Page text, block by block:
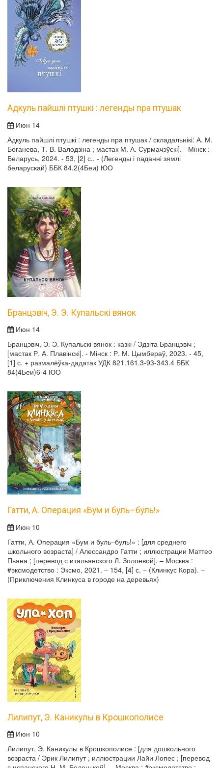
Адкуль пайшлі птушкі : легенды пра птушак
Июн 14
Адкуль пайшлі птушкі : легенды пра птушак / складальнікі: А. М.
Боганева, Т. В. Валодзіна ; мастак М. А. Сурмачэўскі]. - Мінск :
Беларусь, 2024. - 53, [2] с.. - (Легенды і паданні зямлі
беларускай) ББК 84.2(4Беи) ЮО
Бранцэвіч, Э. Э. Купальскі вянок
Июн 14
Бранцэвіч, Э. Э. Купальскі вянок : казкі / Эдзіта Бранцэвіч ;
[мастак Р. А. Плавінскі]. - Мінск : Р. М. Цымбераў, 2023. - 45,
[1] с. + размалёўка-дадатак УДК 821.161.3-93-343.4 ББК
84(4Беи)6-4 ЮО
Гатти, А. Операция «Бум и буль–буль!»
Июн 10
Гатти, А. Операция «Бум и буль–буль!» : [для среднего
школьного возраста] / Алессандро Гатти ; иллюстрации Маттео
Пьяна ; [перевод с итальянского Л. Золоевой]. – Москва :
#эксмодетство : Эксмо, 2021. – 154, [4] с. – (Клинкус Кора). –
(Приключения Клинкуса в городе на деревьях)
Лилипут, Э. Каникулы в Крошкополисе
Июн 10
Лилипут, Э. Каникулы в Крошкополисе : [для дошкольного
возраста / Эрик Лилипут ; иллюстрации Лайи Лопес ; [перевод